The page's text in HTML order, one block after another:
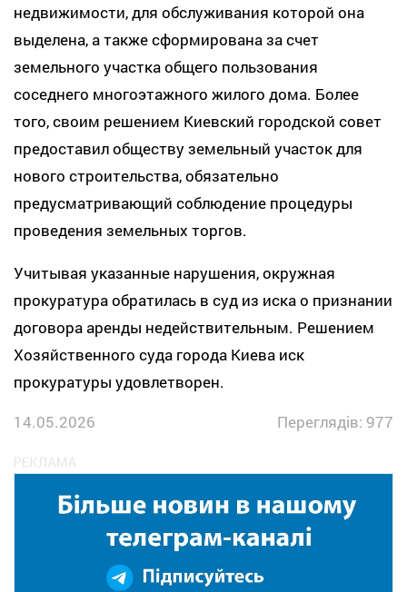
недвижимости, для обслуживания которой она
выделена, а также сформирована за счет
земельного участка общего пользования
соседнего многоэтажного жилого дома. Более
того, своим решением Киевский городской совет
предоставил обществу земельный участок для
нового строительства, обязательно
предусматривающий соблюдение процедуры
проведения земельных торгов.
Учитывая указанные нарушения, окружная
прокуратура обратилась в суд из иска о признании
договора аренды недействительным. Решением
Хозяйственного суда города Киева иск
прокуратуры удовлетворен.
14.05.2026
Переглядів: 977